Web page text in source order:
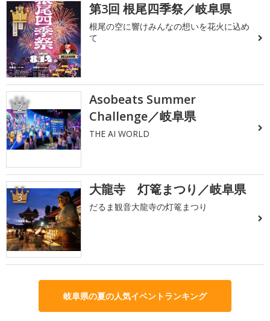
1 第3回 根尾四季祭／岐阜県
根尾の空に響けみんなの想いを花火に込め
て
2
Asobeats Summer
Challenge／岐阜県
THE AI WORLD
3 大龍寺 灯篭まつり／岐阜県
だるま観音大龍寺の灯篭まつり
岐阜県の夏の人気イベントランキング